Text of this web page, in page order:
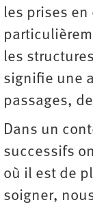
les prises en
les
signifie une
passages,
Dans un
successifs
où il est de
soigner,